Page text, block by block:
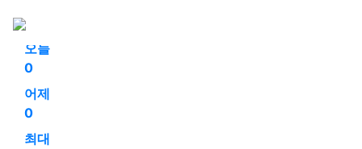
로그인
오늘
0
어제
0
최대